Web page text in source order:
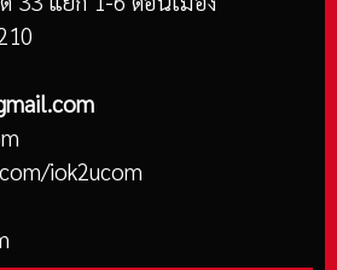
iok2ucom